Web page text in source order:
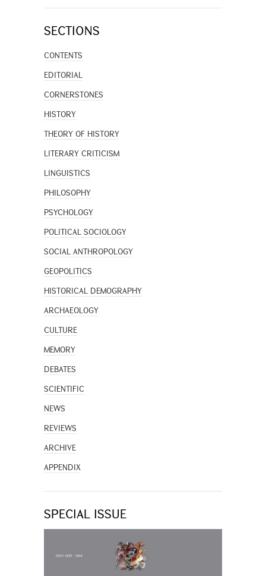
SECTIONS
CONTENTS
EDITORIAL
CORNERSTONES
HISTORY
THEORY OF HISTORY
LITERARY CRITICISM
LINGUISTICS
PHILOSOPHY
PSYCHOLOGY
POLITICAL SOCIOLOGY
SOCIAL ANTHROPOLOGY
GEOPOLITICS
HISTORICAL DEMOGRAPHY
ARCHAEOLOGY
CULTURE
MEMORY
DEBATES
SCIENTIFIC
NEWS
REVIEWS
ARCHIVE
APPENDIX
SPECIAL ISSUE